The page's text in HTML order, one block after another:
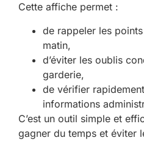
Cette affiche permet :
de rappeler les
matin,
d’éviter les oublis
garderie,
de vérifier
informations
C’est un outil simple et
gagner du temps et éviter